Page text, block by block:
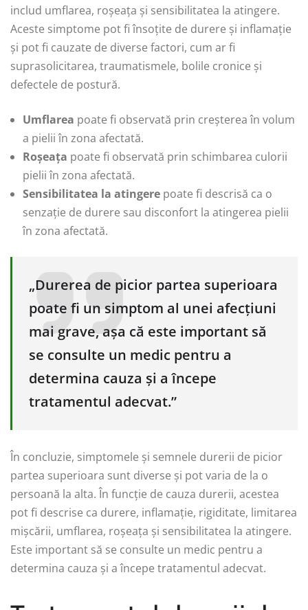
includ umflarea, roșeața și sensibilitatea la atingere.
Aceste simptome pot fi însoțite de durere și inflamație
și pot fi cauzate de diverse factori, cum ar fi
suprasolicitarea, traumatismele, bolile cronice și
defectele de postură.
Umflarea poate fi observată prin creșterea în volum
a pielii în zona afectată.
Roșeața poate fi observată prin schimbarea culorii
pielii în zona afectată.
Sensibilitatea la atingere poate fi descrisă ca o
senzație de durere sau disconfort la atingerea pielii
în zona afectată.
„Durerea de picior partea superioara
poate fi un simptom al unei afecțiuni
mai grave, așa că este important să
se consulte un medic pentru a
determina cauza și a începe
tratamentul adecvat.”
În concluzie, simptomele și semnele durerii de picior
partea superioara sunt diverse și pot varia de la o
persoană la alta. În funcție de cauza durerii, acestea
pot fi descrise ca durere, inflamație, rigiditate, limitarea
mișcării, umflarea, roșeața și sensibilitatea la atingere.
Este important să se consulte un medic pentru a
determina cauza și a începe tratamentul adecvat.